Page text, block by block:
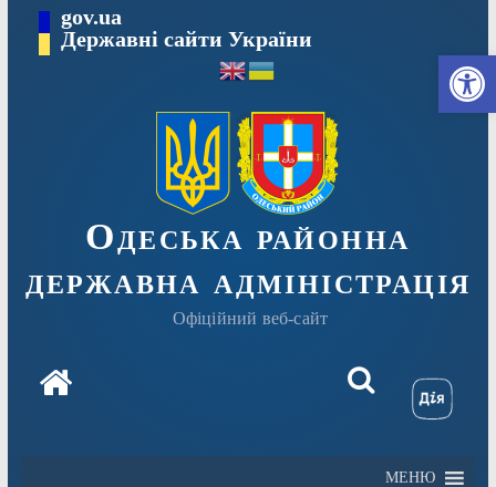
Перейтиgov.ua
Державні сайти України
Одеська районна
державна адміністрація
Офіційний веб-сайт
МЕНЮ